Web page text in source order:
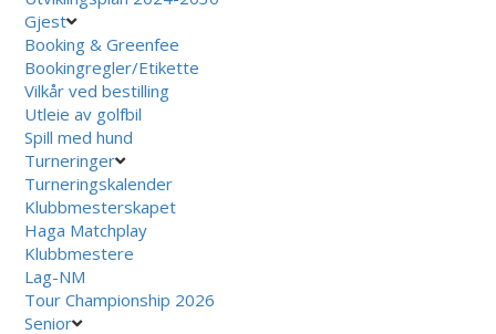
Gjest
Booking & Greenfee
Bookingregler/Etikette
Vilkår ved bestilling
Utleie av golfbil
Spill med hund
Turneringer
Turneringskalender
Klubbmesterskapet
Haga Matchplay
Klubbmestere
Lag-NM
Tour Championship 2026
Senior